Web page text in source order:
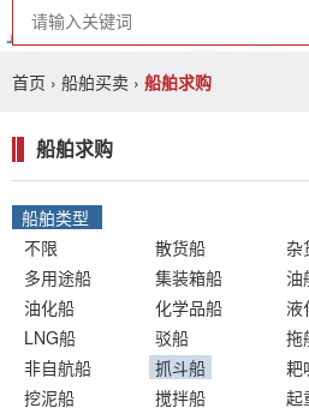
首页 › 船舶买卖 › 船舶求购
船舶求购
船舶类型
不限
散货船
杂
多用途船
集装箱船
油
油化船
化学品船
液
LNG船
驳船
拖
非自航船
抓斗船
耙
挖泥船
搅拌船
起